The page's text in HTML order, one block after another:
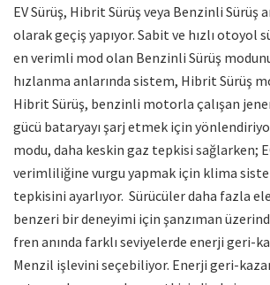
EV Sürüş, Hibrit Sürüş veya Benzinli Sürüş
olarak geçiş yapıyor. Sabit ve hızlı otoyol
en verimli mod olan Benzinli Sürüş
hızlanma anlarında sistem, Hibrit Sürüş
Hibrit Sürüş, benzinli motorla çalışan
gücü bataryayı şarj etmek için
modu, daha keskin gaz tepkisi sağlarken;
verimliliğine vurgu yapmak için klima
tepkisini ayarlıyor. Sürücüler daha fazla
benzeri bir deneyimi için şanzıman
fren anında farklı seviyelerde enerji geri-
Menzil işlevini seçebiliyor. Enerji geri-